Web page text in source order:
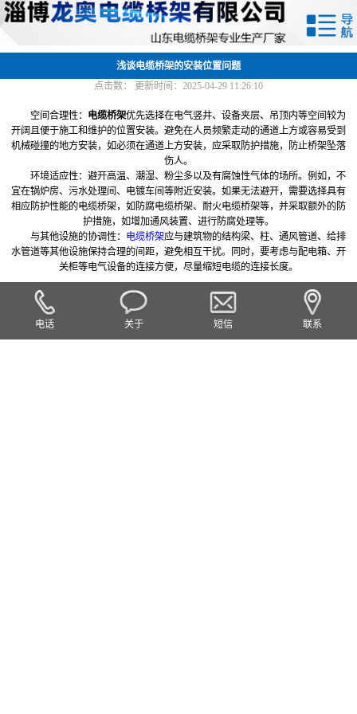
浅谈电缆桥架的安装位置问题
点击数：
更新时间：2025-04-29 11:26:10
空间合理性： 电缆桥架优先选择在电气竖井、设备夹层、吊顶内等空间较为
开阔且便于施工和维护的位置安装。避免在人员频繁走动的通道上方或容易受到
机械碰撞的地方安装，如必须在通道上方安装，应采取防护措施，防止桥架坠落
伤人。
环境适应性：避开高温、潮湿、粉尘多以及有腐蚀性气体的场所。例如，不
宜在锅炉房、污水处理间、电镀车间等附近安装。如果无法避开，需要选择具有
相应防护性能的电缆桥架，如防腐电缆桥架、耐火电缆桥架等，并采取额外的防
护措施，如增加通风装置、进行防腐处理等。
与其他设施的协调性： 电缆桥架应与建筑物的结构梁、柱、通风管道、给排
水管道等其他设施保持合理的间距，避免相互干扰。同时，要考虑与配电箱、开
关柜等电气设备的连接方便，尽量缩短电缆的连接长度。
电话 关于 短信 联系
网站首页
新闻中心
厂容厂貌